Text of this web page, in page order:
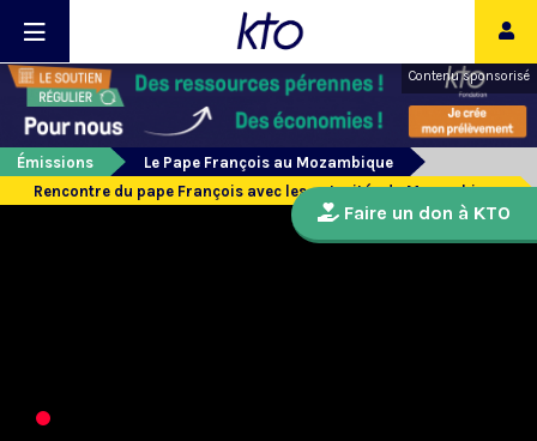
Contenu sponsorisé
Émissions
Le Pape François au Mozambique
Rencontre du pape François avec les autorités du Mozambique
Faire un don à KTO